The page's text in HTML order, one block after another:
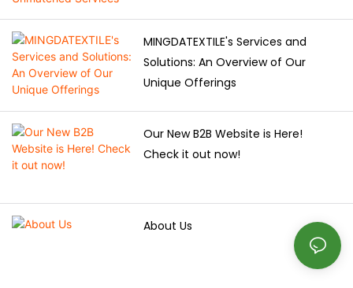
MINGDATEXTILE's Services and
Solutions: An Overview of Our
Unique Offerings
Our New B2B Website is Here!
Check it out now!
About Us